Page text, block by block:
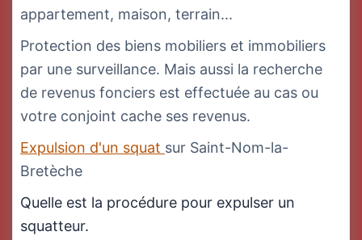
appartement, maison, terrain...
Protection des biens mobiliers et immobiliers
par une surveillance. Mais aussi la recherche
de revenus fonciers est effectuée au cas ou
votre conjoint cache ses revenus.
Expulsion d'un squat sur Saint-Nom-la-
Bretèche
Quelle est la procédure pour expulser un
squatteur.